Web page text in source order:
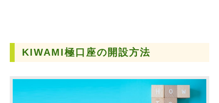
KIWAMI極口座の 開設方法